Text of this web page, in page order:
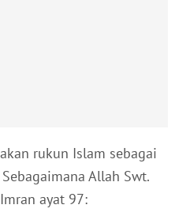
rukun Islam sebagai
Allah Swt.
ayat 97: